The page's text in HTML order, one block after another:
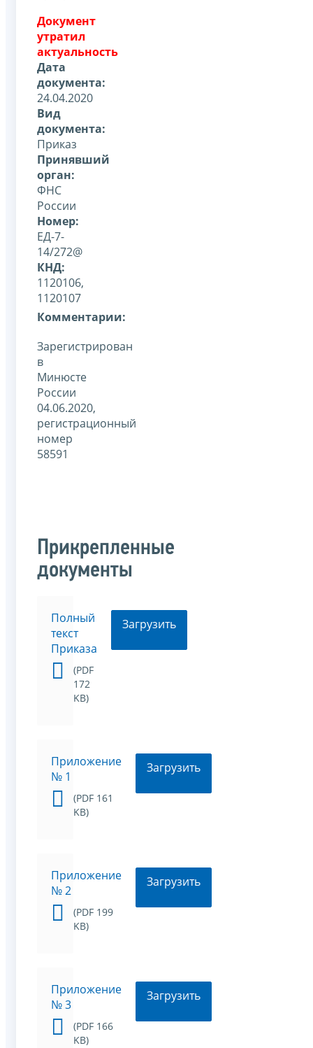
Документ
утратил
актуальность
Дата
документа:
24.04.2020
Вид
документа:
Приказ
Принявший
орган:
ФНС
России
Номер:
ЕД-7-
14/272@
КНД:
1120106,
1120107
Комментарии:
Зарегистрирован
в
Минюсте
России
04.06.2020,
регистрационный
номер
58591
Прикрепленные
документы
Полный
текст
Приказа
(PDF
172
KB)
Загрузить
Приложение
№ 1
(PDF 161
KB)
Загрузить
Приложение
№ 2
(PDF 199
KB)
Загрузить
Приложение
№ 3
(PDF 166
KB)
Загрузить